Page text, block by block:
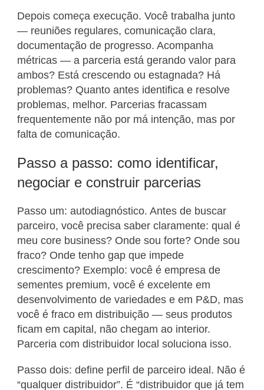
Depois começa execução. Você trabalha junto
— reuniões regulares, comunicação clara,
documentação de progresso. Acompanha
métricas — a parceria está gerando valor para
ambos? Está crescendo ou estagnada? Há
problemas? Quanto antes identifica e resolve
problemas, melhor. Parcerias fracassam
frequentemente não por má intenção, mas por
falta de comunicação.
Passo a passo: como identificar,
negociar e construir parcerias
Passo um: autodiagnóstico. Antes de buscar
parceiro, você precisa saber claramente: qual é
meu core business? Onde sou forte? Onde sou
fraco? Onde tenho gap que impede
crescimento? Exemplo: você é empresa de
sementes premium, você é excelente em
desenvolvimento de variedades e em P&D, mas
você é fraco em distribuição — seus produtos
ficam em capital, não chegam ao interior.
Parceria com distribuidor local soluciona isso.
Passo dois: define perfil de parceiro ideal. Não é
“qualquer distribuidor”. É “distribuidor que já tem